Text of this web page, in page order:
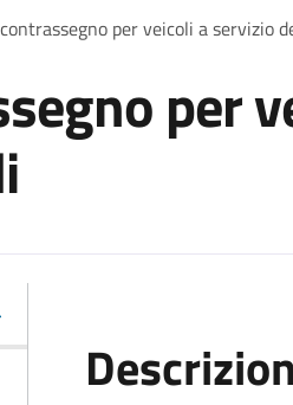
per veicoli a servizio
per